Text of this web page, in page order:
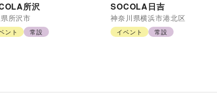
所沢
所沢市
ント 常設
SOCOLA日吉
神奈川県横浜市港北区
イベント 常設